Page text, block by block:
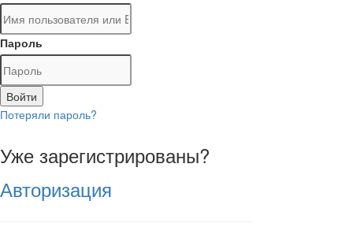
Пароль
Войти
Потеряли пароль?
Уже зарегистрированы?
Авторизация